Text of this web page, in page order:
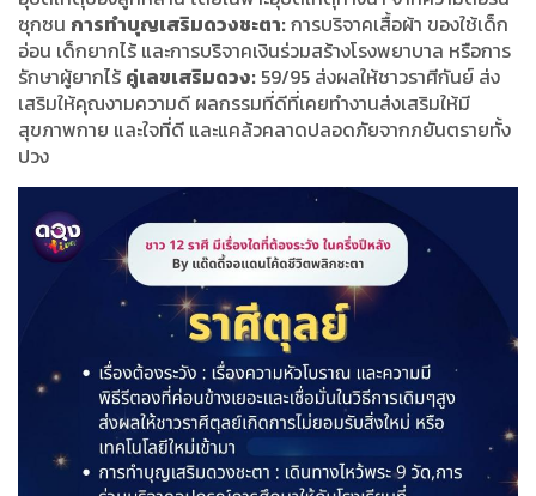
ซุกซน การทำบุญเสริมดวงชะตา:การบริจาคเสื้อผ้า ของใช้เด็ก
อ่อน เด็กยากไร้ และการบริจาคเงินร่วมสร้างโรงพยาบาล หรือการ
รักษาผู้ยากไร้ คู่เลขเสริมดวง: 59/95 ส่งผลให้ชาวราศีกันย์ ส่ง
เสริมให้คุณงามความดี ผลกรรมที่ดีที่เคยทำงานส่งเสริมให้มี
สุขภาพกาย และใจที่ดี และแคล้วคลาดปลอดภัยจากภยันตรายทั้ง
ปวง